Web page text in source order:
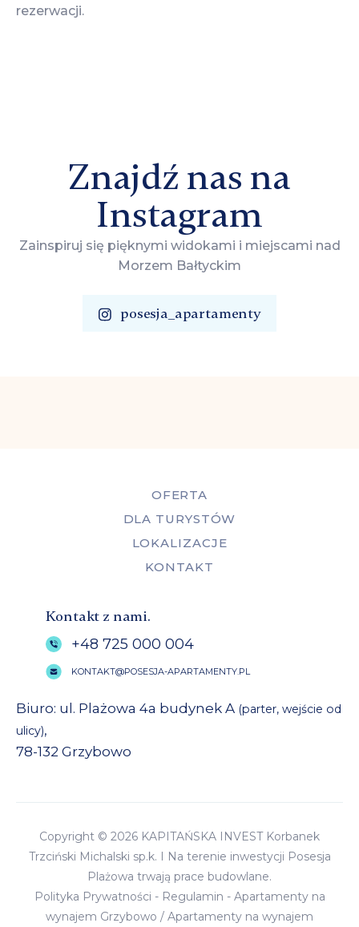
rezerwacji.
Znajdź nas na
Instagram
Zainspiruj się pięknymi widokami i miejscami nad
Morzem Bałtyckim
posesja_apartamenty
OFERTA
DLA TURYSTÓW
LOKALIZACJE
KONTAKT
Kontakt z nami.
+48 725 000 004
KONTAKT@POSESJA-APARTAMENTY.PL
Biuro: ul. Plażowa 4a budynek A (parter, wejście od
ulicy),
78-132 Grzybowo
Copyright © 2026 KAPITAŃSKA INVEST Korbanek
Trzciński Michalski sp.k. I Na terenie inwestycji Posesja
Plażowa trwają prace budowlane.
Polityka Prywatności - Regulamin - Apartamenty na
wynajem Grzybowo / Apartamenty na wynajem